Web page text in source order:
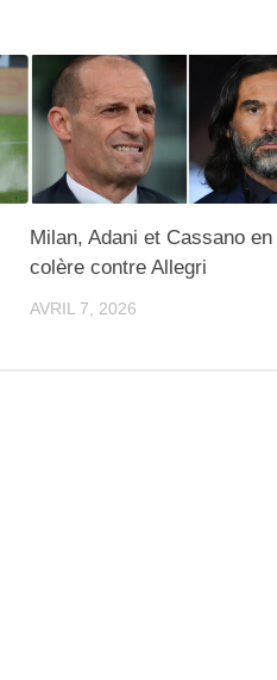
Milan, Adani et Cassano en
colère contre Allegri
AVRIL 7, 2026